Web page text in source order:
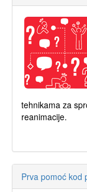
tehnikama za
reanimacije.
Prva pomoć kod